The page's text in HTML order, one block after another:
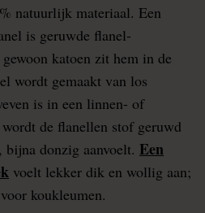
natuurlijk materiaal. Een
is geruwde flanel-
katoen zit hem in de
wordt gemaakt van los
is in een linnen- of
de flanellen stof geruwd
bijna donzig aanvoelt. Een
voelt lekker dik en wollig aan;
koukleumen.